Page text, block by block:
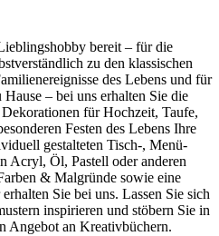
bereit – für die
zu den klassischen
des Lebens und für
– bei uns erhalten Sie die
für Hochzeit, Taufe,
Festen des Lebens Ihre
gestalteten Tisch-, Menü-
Acryl, Öl, Pastell oder anderen
& Malgründe sowie eine
Sie bei uns. Lassen Sie sich
inspirieren und stöbern Sie in
Angebot an Kreativbüchern.